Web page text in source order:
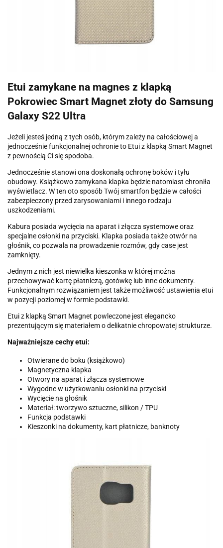
Etui zamykane na magnes z klapką
Pokrowiec Smart Magnet złoty do Samsung
Galaxy S22 Ultra
Jeżeli jesteś jedną z tych osób, którym zależy na całościowej a
jednocześnie funkcjonalnej ochronie to Etui z klapką Smart Magnet
z pewnością Ci się spodoba.
Jednocześnie stanowi ona doskonałą ochronę boków i tyłu
obudowy. Książkowo zamykana klapka będzie natomiast chroniła
wyświetlacz. W ten oto sposób Twój smartfon będzie w całości
zabezpieczony przed zarysowaniami i innego rodzaju
uszkodzeniami.
Kabura posiada wycięcia na aparat i złącza systemowe oraz
specjalne osłonki na przyciski. Klapka posiada także otwór na
głośnik, co pozwala na prowadzenie rozmów, gdy case jest
zamknięty.
Jednym z nich jest niewielka kieszonka w której można
przechowywać kartę płatniczą, gotówkę lub inne dokumenty.
Funkcjonalnym rozwiązaniem jest także możliwość ustawienia etui
w pozycji poziomej w formie podstawki.
Etui z klapką Smart Magnet powleczone jest elegancko
prezentującym się materiałem o delikatnie chropowatej strukturze.
Najważniejsze cechy etui:
Otwierane do boku (książkowo)
Magnetyczna klapka
Otwory na aparat i złącza systemowe
Wygodne w użytkowaniu osłonki na przyciski
Wycięcie na głośnik
Materiał: tworzywo sztuczne, silikon / TPU
Funkcja podstawki
Kieszonki na dokumenty, kart płatnicze, banknoty